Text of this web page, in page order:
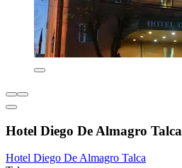
Hotel Diego De Almagro Talca
Hotel Diego De Almagro Talca